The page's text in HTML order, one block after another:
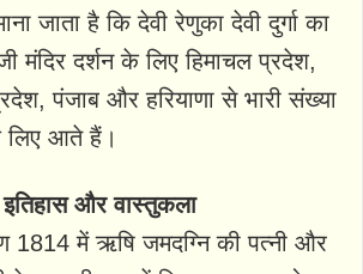
जाता है कि देवी रेणुका देवी दुर्गा का
मंदिर दर्शन के लिए हिमाचल प्रदेश,
पंजाब और हरियाणा से भारी संख्या
लिए आते हैं।
और वास्तुकला
1814 में ऋषि जमदग्नि की पत्नी और